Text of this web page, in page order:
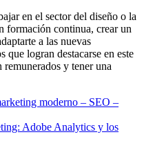
en el sector del diseño o la
formación continua, crear un
a las nuevas
que logran destacarse en este
y tener una
moderno – SEO –
Adobe Analytics y los